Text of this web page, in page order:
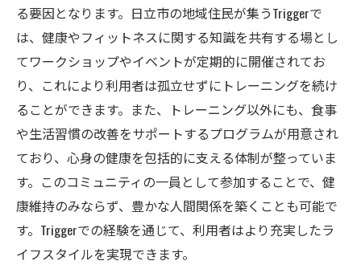
る要因となります。日立市の地域住民が集うTriggerで
は、健康やフィットネスに関する知識を共有する場とし
てワークショップやイベントが定期的に開催されてお
り、これにより利用者は孤立せずにトレーニングを続け
ることができます。また、トレーニング以外にも、食事
や生活習慣の改善をサポートするプログラムが用意され
ており、心身の健康を包括的に支える体制が整っていま
す。このコミュニティの一員として参加することで、健
康維持のみならず、豊かな人間関係を築くことも可能で
す。Triggerでの経験を通じて、利用者はより充実したラ
イフスタイルを実現できます。